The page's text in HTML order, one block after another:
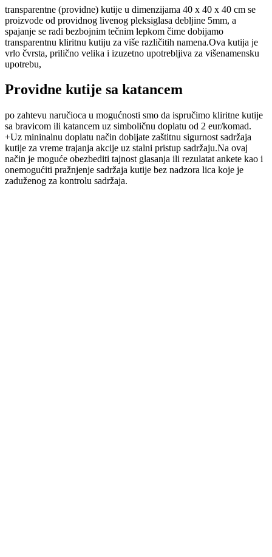
transparentne (providne) kutije u dimenzijama 40 x 40 x 40 cm se
proizvode od providnog livenog pleksiglasa debljine 5mm, a
spajanje se radi bezbojnim tečnim lepkom čime dobijamo
transparentnu kliritnu kutiju za više različitih namena.Ova kutija je
vrlo čvrsta, prilično velika i izuzetno upotrebljiva za višenamensku
upotrebu,
Providne kutije sa katancem
po zahtevu naručioca u mogućnosti smo da ispručimo kliritne kutije
sa bravicom ili katancem uz simboličnu doplatu od 2 eur/komad.
+Uz mininalnu doplatu način dobijate zaštitnu sigurnost sadržaja
kutije za vreme trajanja akcije uz stalni pristup sadržaju.Na ovaj
način je moguće obezbediti tajnost glasanja ili rezulatat ankete kao i
onemogućiti pražnjenje sadržaja kutije bez nadzora lica koje je
zaduženog za kontrolu sadržaja.